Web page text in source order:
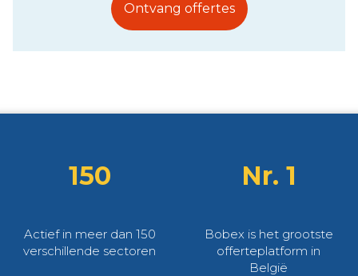
Ontvang offertes
150
Actief in meer dan 150
verschillende sectoren
Nr. 1
Bobex is het grootste
offerteplatform in
België